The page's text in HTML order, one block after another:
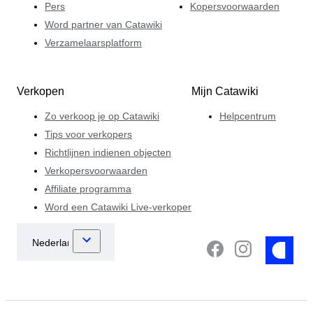
Pers
Word partner van Catawiki
Verzamelaarsplatform
Kopersvoorwaarden
Verkopen
Zo verkoop je op Catawiki
Tips voor verkopers
Richtlijnen indienen objecten
Verkopersvoorwaarden
Affiliate programma
Word een Catawiki Live-verkoper
Mijn Catawiki
Helpcentrum